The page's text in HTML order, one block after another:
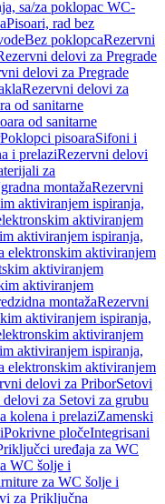
sa/za poklopac WC-
Pisoari, rad bez
Bez poklopcaRezervni
delovi za Pregrade
delovi za Pregrade
Rezervni delovi za
od sanitarne
od sanitarne
Poklopci pisoaraSifoni i
i prelaziRezervni delovi
za
montažaRezervni
aktiviranjem ispiranja,
aktiviranjem
aktiviranjem ispiranja,
elektronskim aktiviranjem
aktiviranjem
aktiviranjem
montažaRezervni
aktiviranjem ispiranja,
aktiviranjem
aktiviranjem ispiranja,
elektronskim aktiviranjem
delovi za PriborSetovi
za Setovi za grubu
kolena i prelaziZamenski
Pokrivne pločeIntegrisani
uređaja za WC
WC šolje i
za WC šolje i
za Priključna